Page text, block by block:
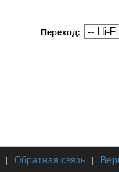
Переход:
| Обратная связь |